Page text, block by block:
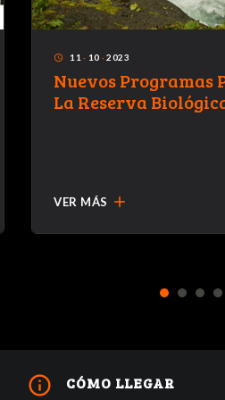
access_time 11 · 10 · 2023
Nuevos Programas
La Reserva
VER MÁS add
1 2 3 4
info_outline CÓMO LLEGAR